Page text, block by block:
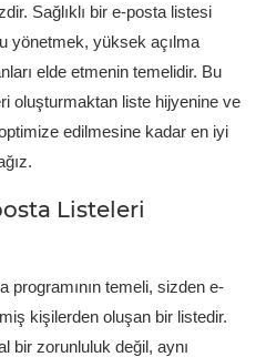
Sağlıklı bir e-posta listesi
yönetmek, yüksek açılma
elde etmenin temelidir. Bu
oluşturmaktan liste hijyenine ve
edilmesine kadar en iyi
Listeleri
programının temeli, sizden e-
kişilerden oluşan bir listedir.
bir zorunluluk değil, aynı